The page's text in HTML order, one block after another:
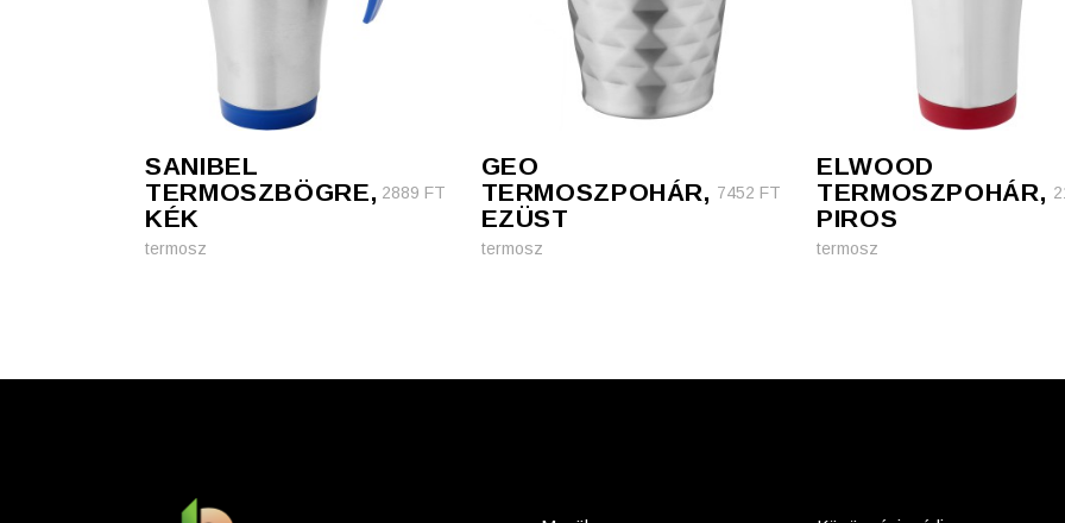
SANIBEL
TERMOSZBÖGRE,
KÉK
2889 FT
termosz
GEO
TERMOSZPOHÁR,
EZÜST
7452 FT
termosz
ELWOOD
TERMOSZPOHÁR,
PIROS
termosz